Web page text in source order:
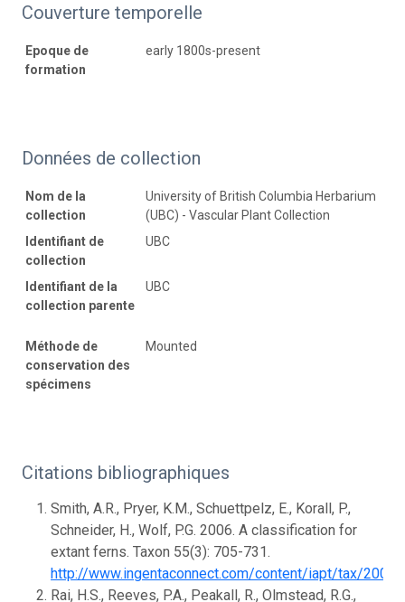
Couverture temporelle
Epoque de
formation
early 1800s-present
Données de collection
Nom de la
collection
University of British Columbia Herbarium
(UBC) - Vascular Plant Collection
Identifiant de
collection
UBC
Identifiant de la
collection parente
UBC
Méthode de
conservation des
spécimens
Mounted
Citations bibliographiques
Smith, A.R., Pryer, K.M., Schuettpelz, E., Korall, P.,
Schneider, H., Wolf, P.G. 2006. A classification for
extant ferns. Taxon 55(3): 705-731.
http://www.ingentaconnect.com/content/iapt/tax/
Rai, H.S., Reeves, P.A., Peakall, R., Olmstead, R.G.,